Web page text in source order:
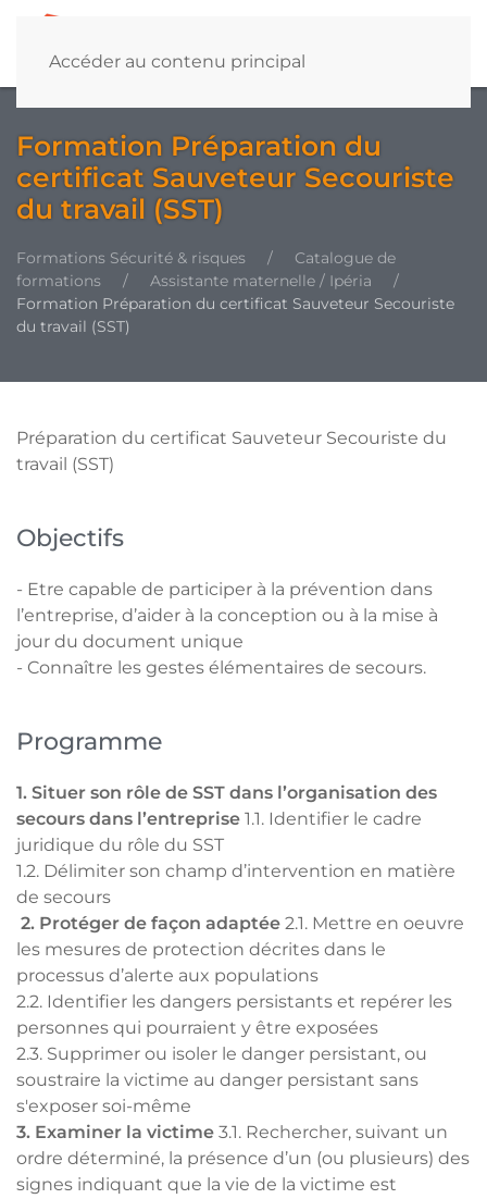
Accéder au contenu principal
Formation Préparation du
certificat Sauveteur Secouriste
du travail (SST)
Formations Sécurité & risques
Catalogue de
formations
Assistante maternelle / Ipéria
Formation Préparation du certificat Sauveteur Secouriste
du travail (SST)
Préparation du certificat Sauveteur Secouriste du
travail (SST)
Objectifs
- Etre capable de participer à la prévention dans
l’entreprise, d’aider à la conception ou à la mise à
jour du document unique
- Connaître les gestes élémentaires de secours.
Programme
1. Situer son rôle de SST dans l’organisation des
secours dans l’entreprise 1.1. Identifier le cadre
juridique du rôle du SST
1.2. Délimiter son champ d’intervention en matière
de secours
2. Protéger de façon adaptée 2.1. Mettre en oeuvre
les mesures de protection décrites dans le
processus d’alerte aux populations
2.2. Identifier les dangers persistants et repérer les
personnes qui pourraient y être exposées
2.3. Supprimer ou isoler le danger persistant, ou
soustraire la victime au danger persistant sans
s'exposer soi-même
3. Examiner la victime 3.1. Rechercher, suivant un
ordre déterminé, la présence d’un (ou plusieurs) des
signes indiquant que la vie de la victime est